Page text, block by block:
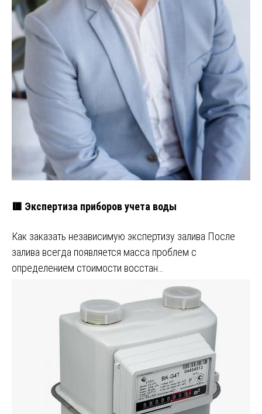
🟥 Экспертиза приборов учета воды
Как заказать независимую экспертизу залива После
залива всегда появляется масса проблем с
определением стоимости восстан…